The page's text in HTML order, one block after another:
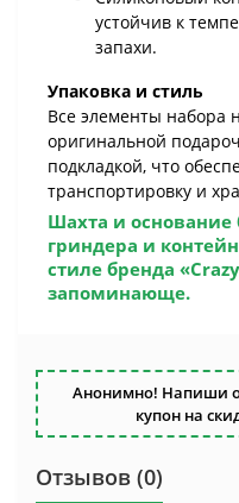
устойчив к
запахи.
Упаковка и стиль
Все элементы набора
оригинальной
подкладкой, что
транспортировку и
Шахта и
гриндера и
стиле бренда
запоминающе.
Анонимно! Напиши
купон на
Отзывов (0)